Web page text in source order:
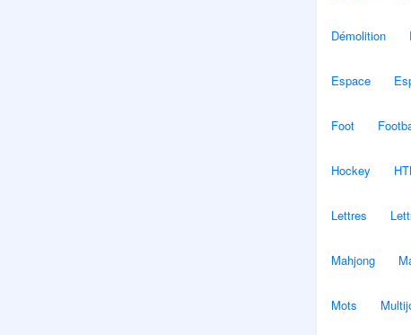
Démolition
Espace
Foot
Hockey
Lettres
Mahjong
Mots